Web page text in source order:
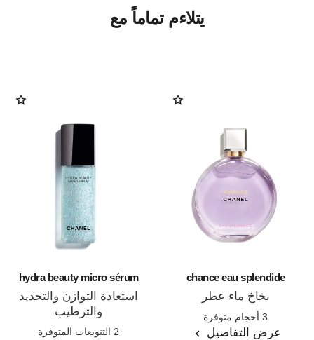
يتلاءم تماماً مع
chance eau splendide
بخاخ ماء عطر
3 أحجام متوفرة
عرض التفاصيل
hydra beauty micro sérum
استعادة التوازن والتجديد
والترطيب
2 التنويعات المتوفرة